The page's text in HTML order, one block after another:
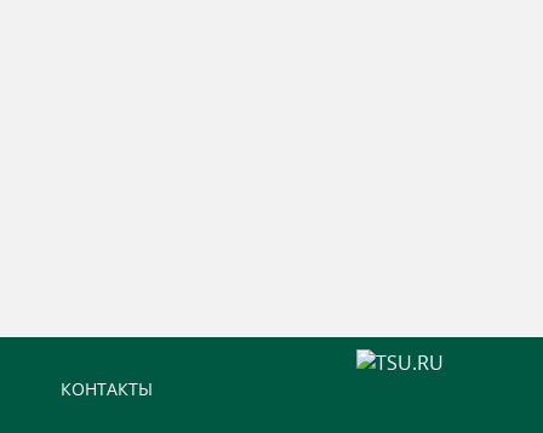
КОНТАКТЫ